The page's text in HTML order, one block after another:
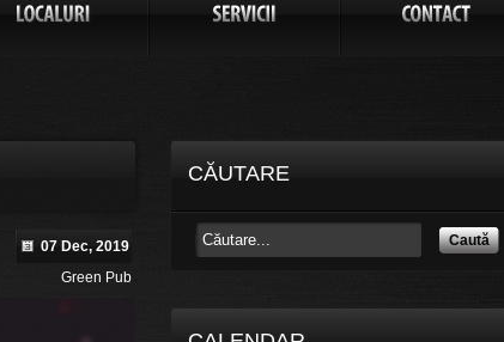
07 Dec, 2019
Green Pub
CĂUTARE
Caută